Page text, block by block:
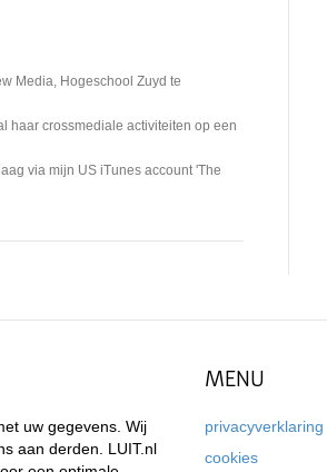
Media, Hogeschool Zuyd te
haar crossmediale activiteiten op een
via mijn US iTunes account 'The
uw gegevens. Wij
aan derden. LUIT.nl
MENU
privacyverklaring
cookies